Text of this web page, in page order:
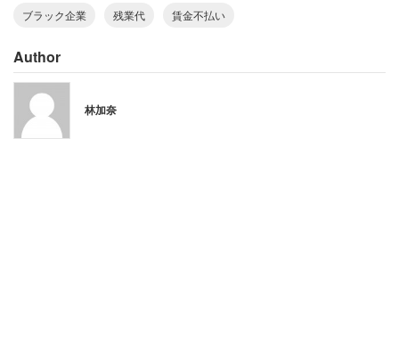
ため労働基準法関連を調べたところ、「違法だらけ」であ
ることがわかった。そして
「せめて残業代未払い請求はしようと給料明細を見て計算
ブラック企業 残業代 賃金不払い
Author
林加奈